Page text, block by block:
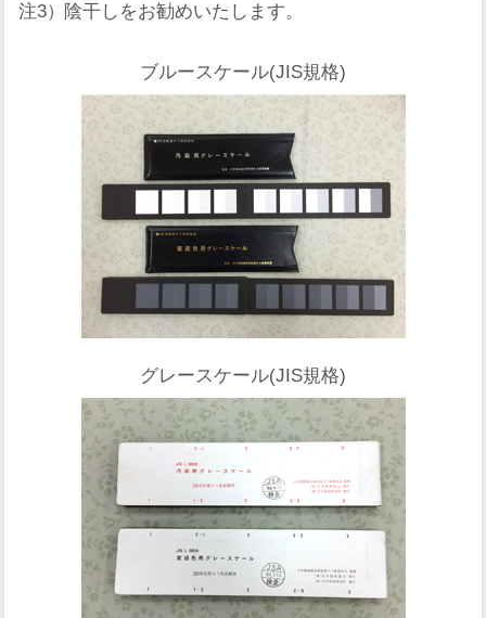
注3） 陰干しをお勧めいたします。
ブルースケール(JIS規格)
グレースケール(JIS規格)